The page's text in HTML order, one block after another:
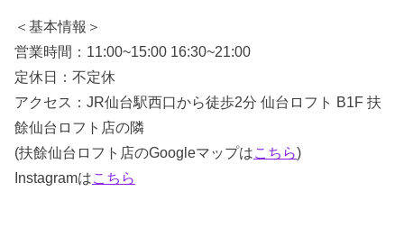
＜基本情報＞
営業時間：11:00~15:00 16:30~21:00
定休日：不定休
アクセス：JR仙台駅西口から徒歩2分 仙台ロフト B1F 扶
餘仙台ロフト店の隣
(扶餘仙台ロフト店のGoogleマップはこちら)
Instagramはこちら